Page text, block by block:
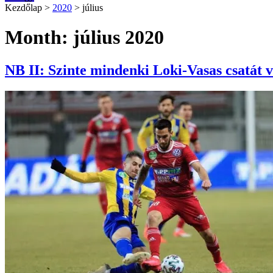
Kezdőlap > 2020 > július
Month: július 2020
NB II: Szinte mindenki Loki-Vasas csatát